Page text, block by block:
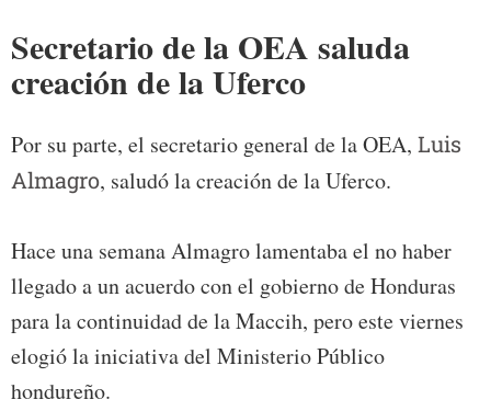
Secretario de la OEA saluda
creación de la Uferco
Por su parte, el secretario general de la OEA, Luis
Almagro, saludó la creación de la Uferco.
Hace una semana Almagro lamentaba el no haber
llegado a un acuerdo con el gobierno de Honduras
para la continuidad de la Maccih, pero este viernes
elogió la iniciativa del Ministerio Público
hondureño.